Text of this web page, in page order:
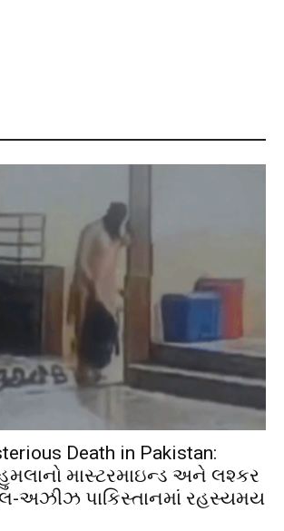
Death in Pakistan:
માસ્ટરમાઇન્ડ અને લશ્કર
અઝીઝ પાકિસ્તાનમાં રહસ્યમય